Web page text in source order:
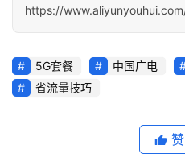
https://
5G套餐 中国广电
省流量技巧
赞